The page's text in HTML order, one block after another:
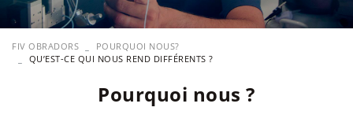
FIV OBRADORS
POURQUOI NOUS?
QU’EST-CE QUI NOUS REND DIFFÉRENTS ?
Pourquoi nous ?